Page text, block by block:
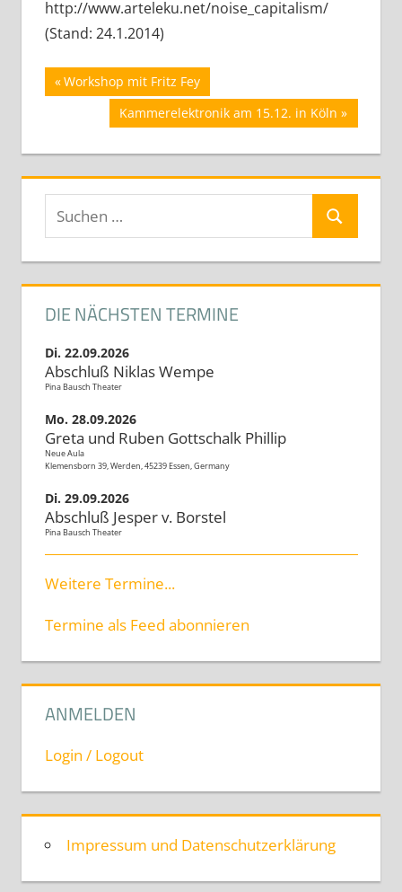
http://www.arteleku.net/noise_capitalism/
(Stand: 24.1.2014)
Beitrags-
Navigation
Vorheriger
Beitrag:
Workshop mit Fritz Fey
Nächster
Kammerelektronik am 15.12. in Köln
Suchen
nach:
Suchen
DIE NÄCHSTEN TERMINE
Di. 22.09.2026
Abschluß Niklas Wempe
Pina Bausch Theater
Mo. 28.09.2026
Greta und Ruben Gottschalk Phillip
Neue Aula
Klemensborn 39, Werden, 45239 Essen, Germany
Di. 29.09.2026
Abschluß Jesper v. Borstel
Pina Bausch Theater
Weitere Termine...
Termine als Feed abonnieren
ANMELDEN
Login / Logout
Impressum und Datenschutzerklärung